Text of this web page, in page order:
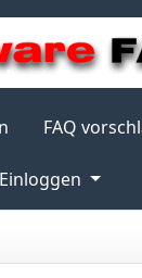
FAQ
Einloggen